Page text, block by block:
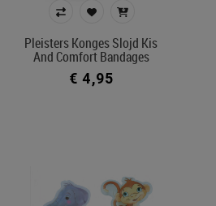
€ 4
Pleisters Konges Slojd Kis
And Comfort Bandages
€ 4,95